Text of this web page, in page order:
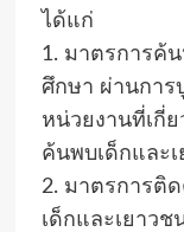
ได้แก่
1. มาตรการค้
ศึกษา ผ่านการ
หน่วยงานที่เกี่
ค้นพบเด็กและ
2. มาตรการติ
เด็กและเยาว